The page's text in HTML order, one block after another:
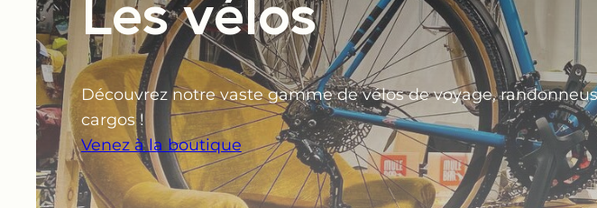
Découvrez notre vaste gamme de vélos de voyage,
cargos !
Venez à la boutique